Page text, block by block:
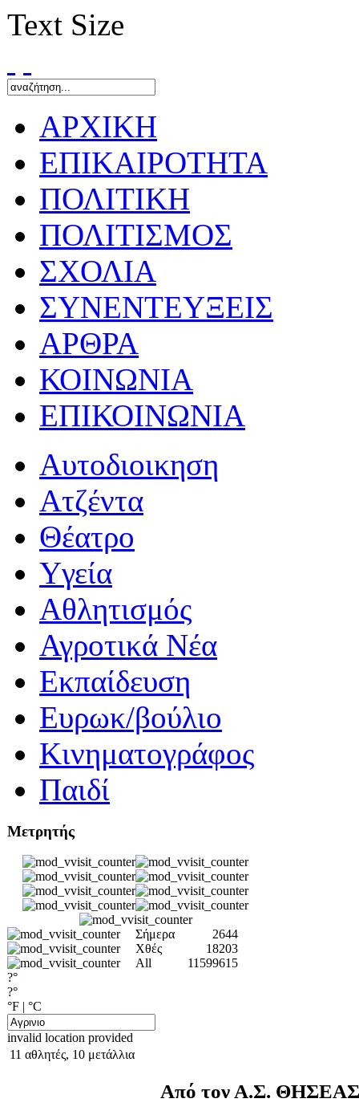
Text Size
ΑΡΧΙΚΗ
ΕΠΙΚΑΙΡΟΤΗΤΑ
ΠΟΛΙΤΙΚΗ
ΠΟΛΙΤΙΣΜΟΣ
ΣΧΟΛΙΑ
ΣΥΝΕΝΤΕΥΞΕΙΣ
ΑΡΘΡΑ
ΚΟΙΝΩΝΙΑ
ΕΠΙΚΟΙΝΩΝΙΑ
Αυτοδιοικηση
Ατζέντα
Θέατρο
Yγεία
Αθλητισμός
Αγροτικά Νέα
Εκπαίδευση
Ευρωκ/βούλιο
Κινηματογράφος
Παιδί
Μετρητής
Σήμερα
2644
Χθές
18203
All
11599615
?°
?°
°F | °C
invalid location provided
11 αθλητές, 10 μετάλλια
Από τον Α.Σ.